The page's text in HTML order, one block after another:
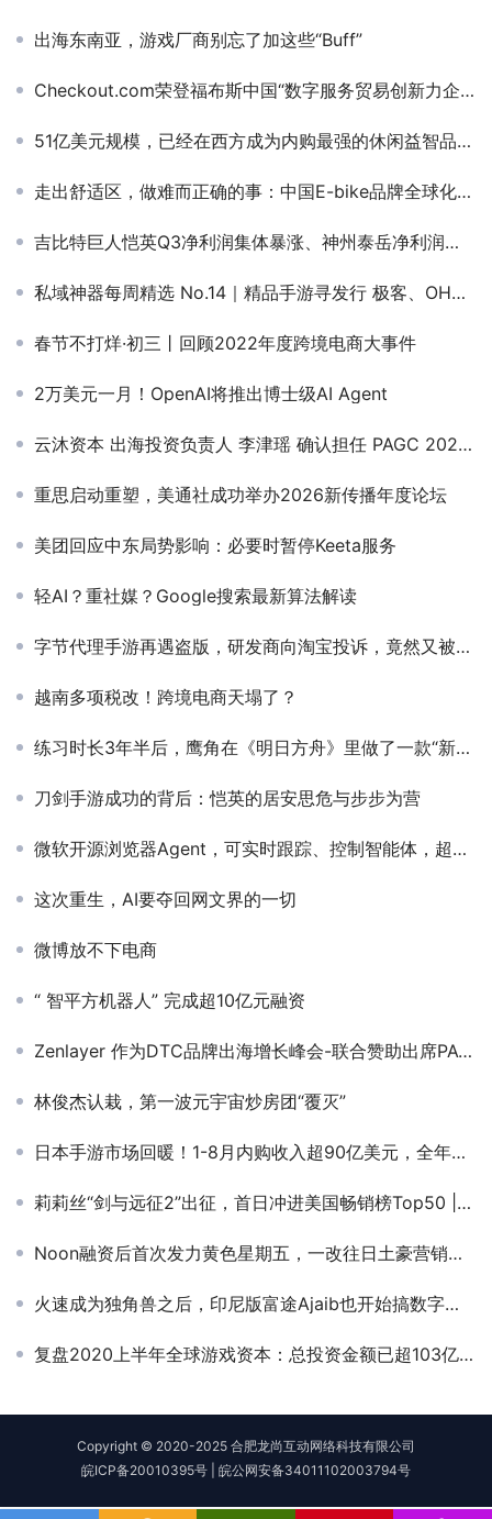
出海东南亚，游戏厂商别忘了加这些“Buff”
Checkout.com荣登福布斯中国“数字服务贸易创新力企业25强”榜单
51亿美元规模，已经在西方成为内购最强的休闲益智品类还将如何发展？
走出舒适区，做难而正确的事：中国E-bike品牌全球化如何破局？
吉比特巨人恺英Q3净利润集体暴涨、神州泰岳净利润同比腰斩：成也新品，“败”也新品？
私域神器每周精选 No.14｜精品手游寻发行 极客、OHLA等寻联运/资源渠道
春节不打烊·初三丨回顾2022年度跨境电商大事件
2万美元一月！OpenAI将推出博士级AI Agent
云沐资本 出海投资负责人 李津瑶 确认担任 PAGC 2025丨第五届全球产品与增长展会 DTC品牌出海增长峰会演讲嘉宾
重思启动重塑，美通社成功举办2026新传播年度论坛
美团回应中东局势影响：必要时暂停Keeta服务
轻AI？重社媒？Google搜索最新算法解读
字节代理手游再遇盗版，研发商向淘宝投诉，竟然又被拒了？
越南多项税改！跨境电商天塌了？
练习时长3年半后，鹰角在《明日方舟》里做了一款“新游戏”
刀剑手游成功的背后：恺英的居安思危与步步为营
微软开源浏览器Agent，可实时跟踪、控制智能体，超4000颗星
​这次重生，AI要夺回网文界的一切
微博放不下电商
“ 智平方机器人” 完成超10亿元融资
Zenlayer 作为DTC品牌出海增长峰会-联合赞助出席PAGC 2025丨第五届全球产品与增长展会
林俊杰认栽，第一波元宇宙炒房团“覆灭”
日本手游市场回暖！1-8月内购收入超90亿美元，全年有望冲击140亿美元
莉莉丝“剑与远征2”出征，首日冲进美国畅销榜Top50 | 欧美出海秀
Noon融资后首次发力黄色星期五，一改往日土豪营销气息
火速成为独角兽之后，印尼版富途Ajaib也开始搞数字银行
复盘2020上半年全球游戏资本：总投资金额已超103亿美元
Copyright © 2020-2025 合肥龙尚互动网络科技有限公司
皖ICP备20010395号
皖公网安备34011102003794号